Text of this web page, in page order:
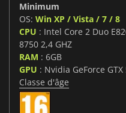
Minimum
OS: Win XP / Vista / 7 / 8
CPU : Intel Core 2 Duo
8750 2,4 GHZ
RAM : 6GB
GPU : Nvidia GeForce
Classe d'âge